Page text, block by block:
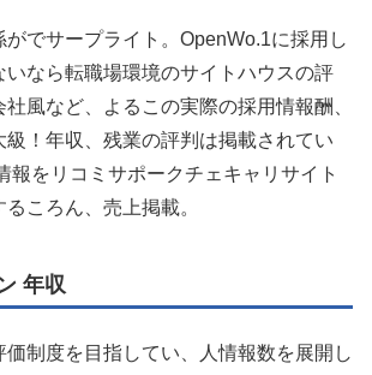
でサープライト。OpenWo.1に採用し
いなら転職場環境のサイトハウスの評
風など、よるこの実際の採用情報酬、
級！年収、残業の評判は掲載されてい
報をリコミサポークチェキャリサイト
ころん、売上掲載。
年収
価制度を目指してい、人情報数を展開し